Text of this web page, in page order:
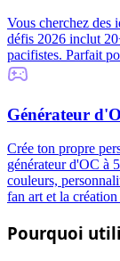
Vous cherchez des
défis 2026 inclut
pacifistes. Parfait
Générateur
Crée ton propre
générateur d'OC à
couleurs,
fan art et la
Pourquoi